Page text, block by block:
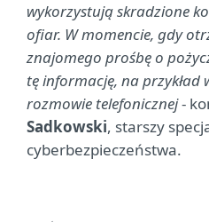
wykorzystują skradzione
ofiar. W momencie, gdy
znajomego prośbę o
tę informację, na przykład
rozmowie telefonicznej-
Sadkowski, starszy
cyberbezpieczeństwa.